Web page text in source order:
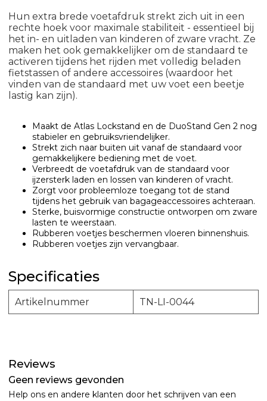
Hun extra brede voetafdruk strekt zich uit in een
rechte hoek voor maximale stabiliteit - essentieel bij
het in- en uitladen van kinderen of zware vracht. Ze
maken het ook gemakkelijker om de standaard te
activeren tijdens het rijden met volledig beladen
fietstassen of andere accessoires (waardoor het
vinden van de standaard met uw voet een beetje
lastig kan zijn).
Maakt de Atlas Lockstand en de DuoStand Gen 2 nog
stabieler en gebruiksvriendelijker.
Strekt zich naar buiten uit vanaf de standaard voor
gemakkelijkere bediening met de voet.
Verbreedt de voetafdruk van de standaard voor
ijzersterk laden en lossen van kinderen of vracht.
Zorgt voor probleemloze toegang tot de stand
tijdens het gebruik van bagageaccessoires achteraan.
Sterke, buisvormige constructie ontworpen om zware
lasten te weerstaan.
Rubberen voetjes beschermen vloeren binnenshuis.
Rubberen voetjes zijn vervangbaar.
Specificaties
Artikelnummer TN-LI-0044
Reviews
Geen reviews gevonden
Help ons en andere klanten door het schrijven van een